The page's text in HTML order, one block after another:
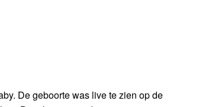
De geboorte was live te zien op de